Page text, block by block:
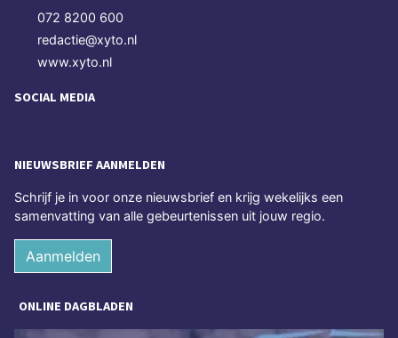
072 8200 600
redactie@xyto.nl
www.xyto.nl
SOCIAL MEDIA
NIEUWSBRIEF AANMELDEN
Schrijf je in voor onze nieuwsbrief en krijg wekelijks een
samenvatting van alle gebeurtenissen uit jouw regio.
Aanmelden
ONLINE DAGBLADEN